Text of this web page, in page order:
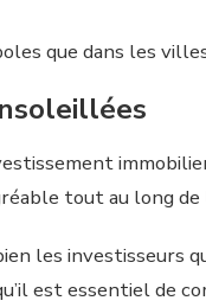
que dans les
tout au long de
les investisseurs
est essentiel de